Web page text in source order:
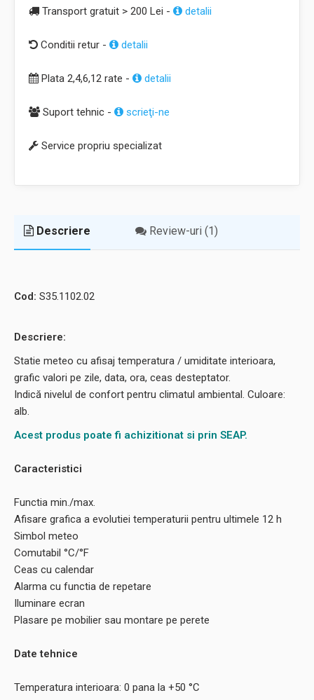
Transport gratuit > 200 Lei - detalii
Conditii retur - detalii
Plata 2,4,6,12 rate - detalii
Suport tehnic - scrieţi-ne
Service propriu specializat
Descriere Review-uri (1)
Cod: S35.1102.02
Descriere:
Statie meteo cu afisaj temperatura / umiditate interioara,
grafic valori pe zile, data, ora, ceas desteptator.
Indică nivelul de confort pentru climatul ambiental. Culoare:
alb.
Acest produs poate fi achizitionat si prin SEAP.
Caracteristici
Functia min./max.
Afisare grafica a evolutiei temperaturii pentru ultimele 12 h
Simbol meteo
Comutabil °C/°F
Ceas cu calendar
Alarma cu functia de repetare
Iluminare ecran
Plasare pe mobilier sau montare pe perete
Date tehnice
Temperatura interioara: 0 pana la +50 °C